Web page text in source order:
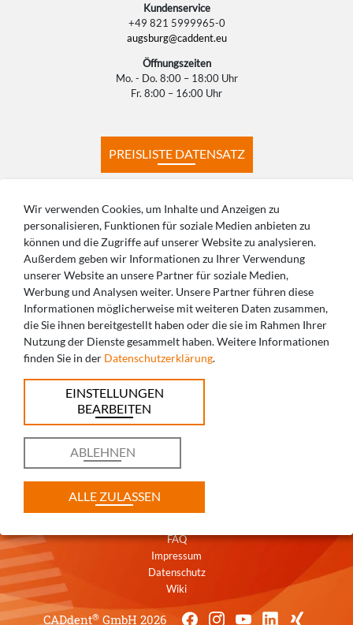
Kundenservice
+49 821 5999965-0
augsburg@caddent.eu
Öffnungszeiten
Mo. - Do. 8:00 – 18:00 Uhr
Fr. 8:00 – 16:00 Uhr
PREISLISTE DATENSATZ
PRODUKTIONSZEITEN HÄUFIGE FRAGEN
SIE HABEN FRAGEN? WIR BERATEN SIE
GERNE!
+49 821 5999965-0
augsburg@caddent.eu
CADdent® GmbH 2026
FAQ
Impressum
Datenschutz
Wiki
Wir verwenden Cookies, um Inhalte und Anzeigen zu
personalisieren, Funktionen für soziale Medien anbieten zu
können und die Zugriffe auf unserer Website zu analysieren.
Außerdem geben wir Informationen zu Ihrer Verwendung
unserer Website an unsere Partner für soziale Medien,
Werbung und Analysen weiter. Unsere Partner führen diese
Informationen möglicherweise mit weiteren Daten zusammen,
die Sie ihnen bereitgestellt haben oder die sie im Rahmen Ihrer
Nutzung der Dienste gesammelt haben. Weitere Informationen
finden Sie in der Datenschutzerklärung.
EINSTELLUNGEN
BEARBEITEN
ABLEHNEN
ALLE ZULASSEN